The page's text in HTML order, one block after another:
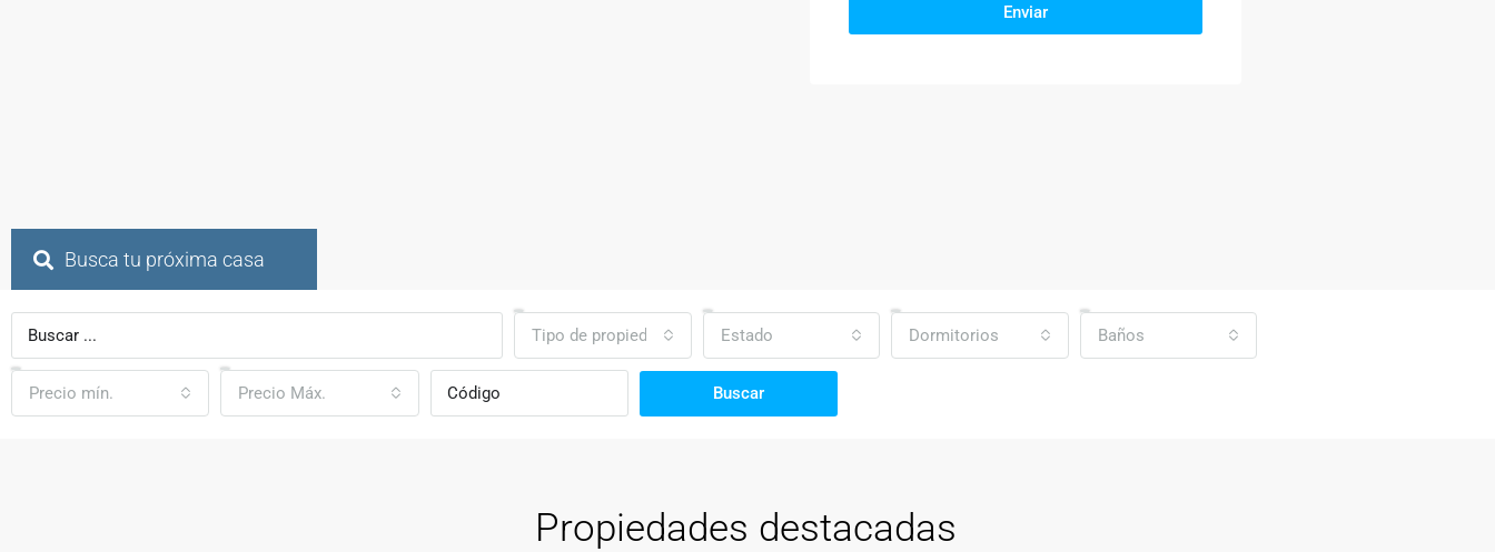
Enviar
Busca tu próxima casa
Tipo de propiedad Estado Dormitorios Baños
Precio mín. Precio Máx. Buscar
Propiedades destacadas